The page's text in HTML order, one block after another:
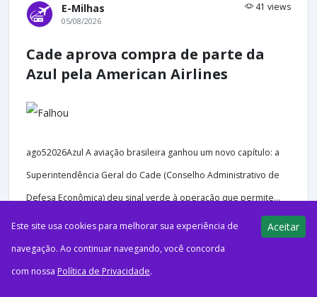
E-Milhas 41 views
05/08/2026
Cade aprova compra de parte da
Azul pela American Airlines
ago52026Azul A aviação brasileira ganhou um novo capítulo: a
Superintendência Geral do Cade (Conselho Administrativo de
Defesa Econômica) deu sinal verde à operação que permite...
Este site usa cookies para melhorar sua experiência de
navegação. Ao continuar navegando, você concorda
com nossa Política de Privacidade.
Aceitar